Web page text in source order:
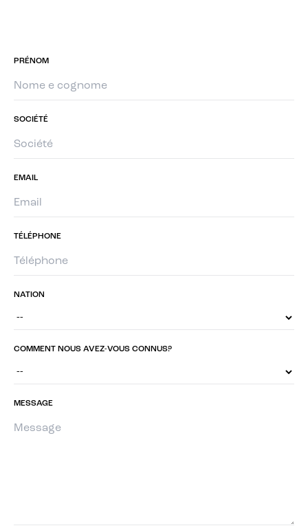
PRÉNOM
SOCIÉTÉ
EMAIL
TÉLÉPHONE
NATION
COMMENT NOUS AVEZ-VOUS CONNUS?
MESSAGE